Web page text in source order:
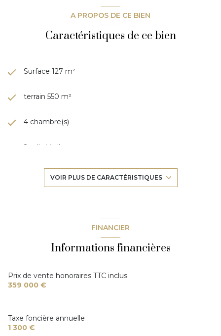
A PROPOS DE CE BIEN
Caractéristiques de ce bien
Surface 127 m²
terrain 550 m²
4 chambre(s)
2 salle(s) d'eau
exposition Sud
2 niveau(x)
VOIR PLUS DE CARACTÉRISTIQUES
FINANCIER
Informations financières
Prix de vente honoraires TTC inclus
359 000 €
Taxe foncière annuelle
1 300 €